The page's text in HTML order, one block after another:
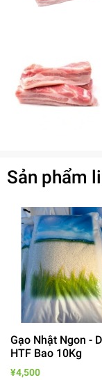
- 64%
Sản phẩm
Gạo Nhật Ngon -
HTF Bao 10Kg
¥4,500